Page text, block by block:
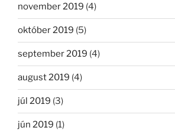
november 2019 (4)
október 2019 (5)
september 2019 (4)
august 2019 (4)
júl 2019 (3)
jún 2019 (1)